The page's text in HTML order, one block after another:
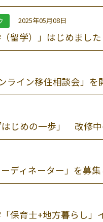
2025年05月08日
留学）」はじめました
ライン移住相談会」を
はじめの一歩」 改修
ディネーター」を募集
保育士+地方暮らし」